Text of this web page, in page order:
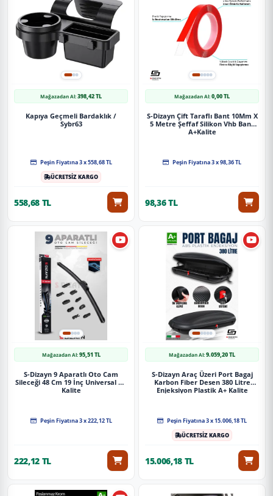
Mağazadan Al:398,42 TL
Kapıya Geçmeli Bardaklık /
Sybr63
Peşin Fiyatına 3 x 558,68 TL
ÜCRETSİZ KARGO
558,68 TL
Mağazadan Al:0,00 TL
S-Dizayn Çift Taraflı Bant 10Mm X
5 Metre Şeffaf Silikon Vhb Bant
A+Kalite
Peşin Fiyatına 3 x 98,36 TL
98,36 TL
Mağazadan Al:95,51 TL
S-Dizayn 9 Aparatlı Oto Cam
Sileceği 48 Cm 19 İnç Universal A+
Kalite
Peşin Fiyatına 3 x 222,12 TL
222,12 TL
Mağazadan Al:9.059,20 TL
S-Dizayn Araç Üzeri Port Bagaj
Karbon Fiber Desen 380 Litre
Enjeksiyon Plastik A+ Kalite
Peşin Fiyatına 3 x 15.006,18 TL
ÜCRETSİZ KARGO
15.006,18 TL